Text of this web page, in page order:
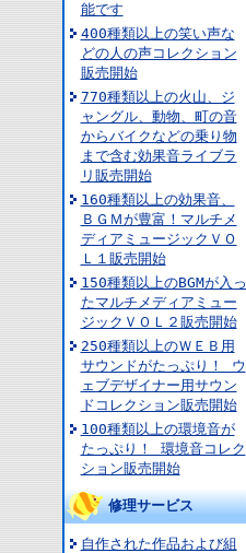
能です
400種類以上の笑い声な
どの人の声コレクション
販売開始
770種類以上の火山、ジ
ャングル、動物、町の音
からバイクなどの乗り物
まで含む効果音ライブラ
リ販売開始
160種類以上の効果音、
ＢＧＭが豊富！マルチメ
ディアミュージックＶＯ
Ｌ１販売開始
150種類以上のBGMが入っ
たマルチメディアミュー
ジックＶＯＬ２販売開始
250種類以上のＷＥＢ用
サウンドがたっぷり！ ウ
ェブデザイナー用サウン
ドコレクション販売開始
100種類以上の環境音が
たっぷり！ 環境音コレク
ション販売開始
修理サービス
自作された作品および組